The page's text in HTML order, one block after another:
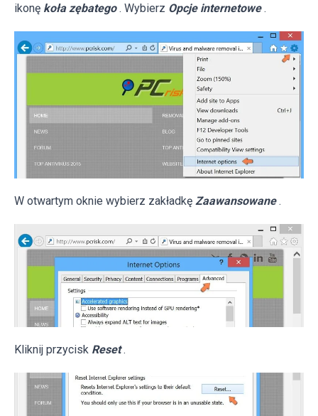
ikonę koła zębatego . Wybierz Opcje internetowe .
W otwartym oknie wybierz zakładkę Zaawansowane .
Kliknij przycisk Reset .